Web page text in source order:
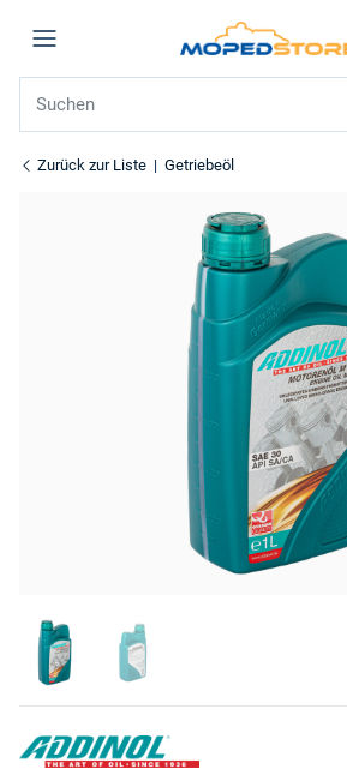
Zurück zur Liste Getriebeöl